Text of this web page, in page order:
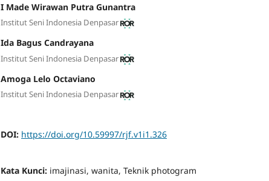
I Made Wirawan Putra Gunantra
Institut Seni Indonesia Denpasar
Ida Bagus Candrayana
Institut Seni Indonesia Denpasar
Amoga Lelo Octaviano
Institut Seni Indonesia Denpasar
DOI: https://doi.org/10.59997/rjf.v1i1.326
Kata Kunci: imajinasi, wanita, Teknik photogram